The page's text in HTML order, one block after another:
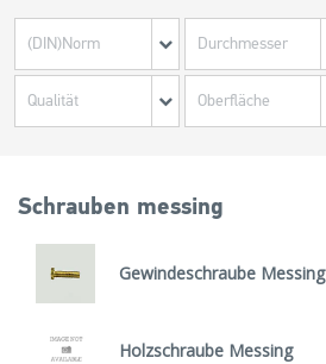
Schrauben messing
Gewindeschraube Messing
Holzschraube Messing